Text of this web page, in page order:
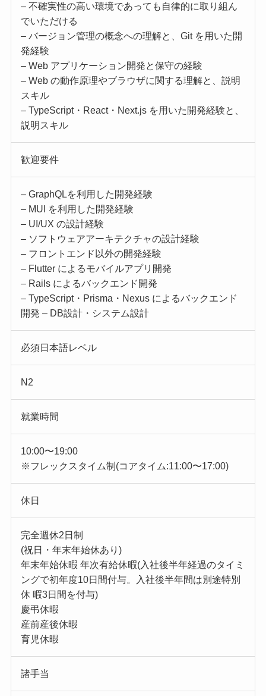
– 不確実性の高い環境であっても自律的に取り組ん
でいただける
– バージョン管理の概念への理解と、Git を用いた開
発経験
– Web アプリケーション開発と保守の経験
– Web の動作原理やブラウザに関する理解と、説明
スキル
– TypeScript・React・Next.js を用いた開発経験と、
説明スキル
歓迎要件
– GraphQLを利用した開発経験
– MUI を利用した開発経験
– UI/UX の設計経験
– ソフトウェアアーキテクチャの設計経験
– フロントエンド以外の開発経験
– Flutter によるモバイルアプリ開発
– Rails によるバックエンド開発
– TypeScript・Prisma・Nexus によるバックエンド
開発 – DB設計・システム設計
必須日本語レベル
N2
就業時間
10:00〜19:00
※フレックスタイム制(コアタイム:11:00〜17:00)
休日
完全週休2日制
(祝日・年末年始休あり)
年末年始休暇 年次有給休暇(入社後半年経過のタイミ
ングで初年度10日間付与。入社後半年間は別途特別
休 暇3日間を付与)
慶弔休暇
産前産後休暇
育児休暇
諸手当